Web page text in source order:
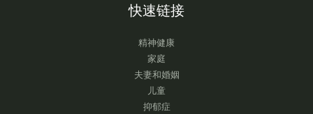
快速链接
精神健康
家庭
夫妻和婚姻
儿童
抑郁症